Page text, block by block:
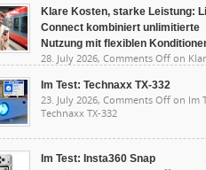
Klare Kosten, starke Leistung:
Connect kombiniert unlimitierte
Nutzung mit flexiblen
28. July 2026, Comments Off on
Nutzung mit flexiblen Konditionen
Im Test: Technaxx TX-332
23. July 2026, Comments Off on Im
Technaxx TX-332
Im Test: Insta360 Snap